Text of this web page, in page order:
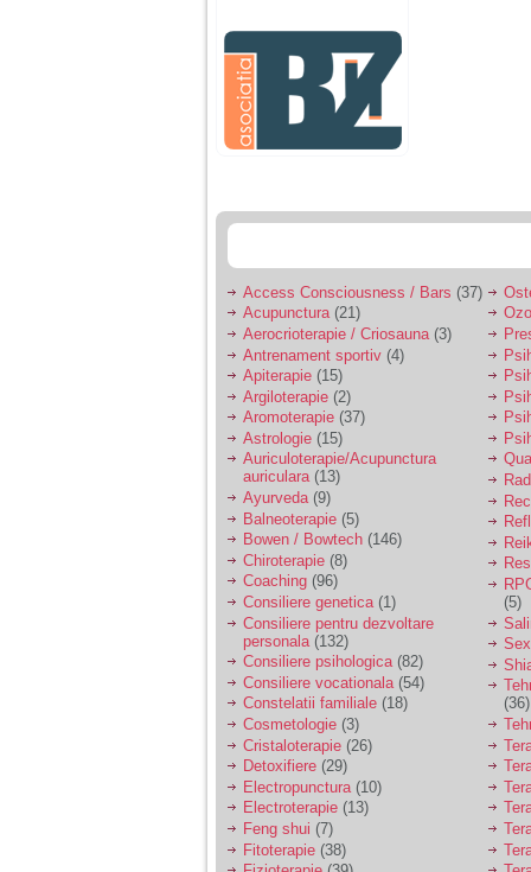
agresiva, orice
greseala era taxata cu
o palma sau pedepse.
De 4 ani am o relatie
serioasa cu un barbat
sa se manifeste o
Ma aflu aici pentru ca
vreau sa stiu daca am
nevoie de un psiholog
sau psihiatru.
Sunt casatorita, am
31 de ani si un copil in
varsta de 2 ani care
mi-e lumina ochilor.
De ceva timp simt ca
mi s-a adunat
oboseala, o oboseala
cronica de care nu pot
scapa si simt ca din
cauza ei nu pot
controla nervii si
cateodata are copilul
de suferit.
Am o bariera peste
care nu pot trece:
prietena mea a ramas
insarcinata cu o fata.
Am fost de comun
acord sa facem un
copil, cu gandul ca e
baiat.
Access Consciousness / Bars (37)
Acupunctura(21)
Aerocrioterapie / Criosauna (3)
Antrenament sportiv (4)
Apiterapie (15)
Argiloterapie (2)
Aromoterapie (37)
Astrologie (15)
Auriculoterapie/Acupunctura
auriculara(13)
Ayurveda(9)
Balneoterapie (5)
Bowen / Bowtech (146)
Chiroterapie (8)
Coaching (96)
Consiliere genetica(1)
Consiliere pentru dezvoltare
personala (132)
Consiliere psihologica(82)
Consiliere vocationala (54)
Constelatii familiale (18)
Cosmetologie (3)
Cristaloterapie (26)
Detoxifiere (29)
Electropunctura (10)
Electroterapie (13)
Feng shui (7)
Fitoterapie (38)
(5)
(36)